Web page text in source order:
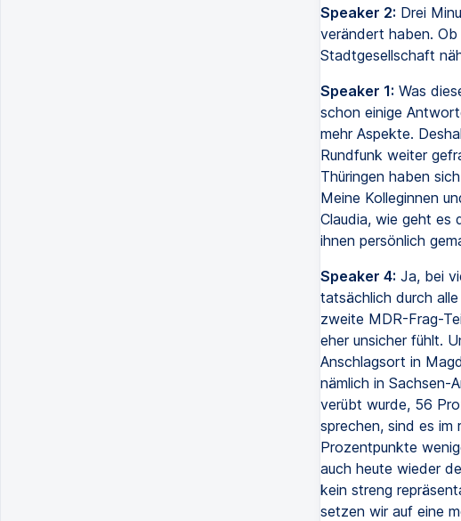
Speaker 2: Drei
verändert haben.
Stadtgesellschaft
Speaker 1: Was
schon einige
mehr Aspekte.
Rundfunk weiter
Thüringen haben
Meine Kolleginnen
Claudia, wie geht es
ihnen persönlich
Speaker 4: Ja, bei
tatsächlich durch
zweite MDR-Frag-
eher unsicher fühlt.
Anschlagsort in
nämlich in Sachsen-
verübt wurde, 56
sprechen, sind es
Prozentpunkte
auch heute wieder
kein streng
setzen wir auf eine